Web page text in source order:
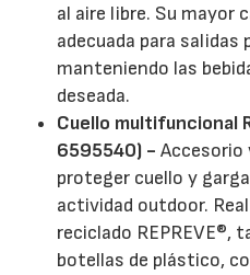
al aire libre. Su mayor
adecuada para salidas
manteniendo las
deseada.
Cuello multifuncional
6595540) - Accesorio
proteger cuello y
actividad outdoor.
reciclado REPREVE®,
botellas de plástico,